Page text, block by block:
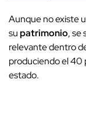
Aunque no existe
supatrimonio, se
relevante dentro
produciendo el 40
estado.